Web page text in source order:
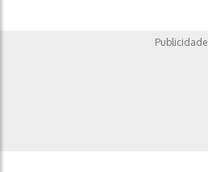
Publicidade